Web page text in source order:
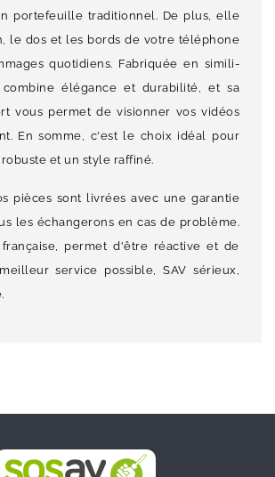
portefeuille traditionnel. De plus, elle
le dos et les bords de votre téléphone
quotidiens. Fabriquée en simili-
élégance et durabilité, et sa
vous permet de visionner vos vidéos
En somme, c'est le choix idéal pour
et un style raffiné.
pièces sont livrées avec une garantie
les échangerons en cas de problème.
permet d'être réactive et de
service possible, SAV sérieux,